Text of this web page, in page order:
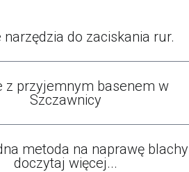
narzędzia do zaciskania rur.
z przyjemnym basenem w
Szczawnicy
metoda na naprawę blachy
doczytaj więcej...